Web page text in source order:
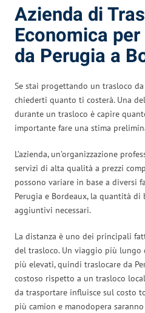
Azienda di
Economica
da Perugia a
Se stai progettando un trasloco
chiederti quanto ti costerà. Una
durante un trasloco è capire
importante fare una stima
L’azienda, un’organizzazione
servizi di alta qualità a prezzi
possono variare in base a diversi
Perugia e Bordeaux, la quantità
aggiuntivi necessari.
La distanza è uno dei principali
del trasloco. Un viaggio più
più elevati, quindi traslocare da
costoso rispetto a un trasloco
da trasportare influisce sul costo
più camion e manodopera